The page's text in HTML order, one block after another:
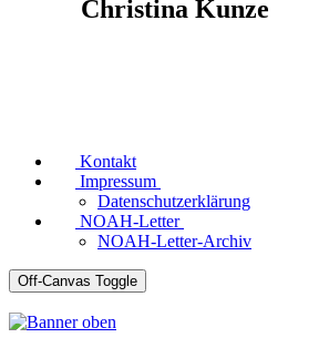
Christina Kunze
Kontakt
Impressum
Datenschutzerklärung
NOAH-Letter
NOAH-Letter-Archiv
Off-Canvas Toggle